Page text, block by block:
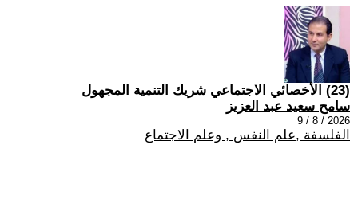
(23) الأخصائي الاجتماعي شريك التنمية المجهول
سامح سعيد عبد العزيز
2026 / 8 / 9
الفلسفة ,علم النفس , وعلم الاجتماع